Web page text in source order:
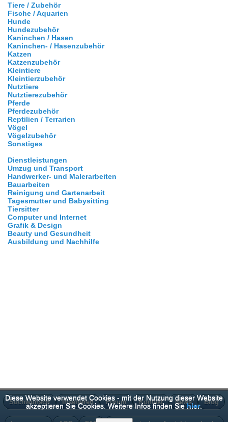
Tiere / Zubehör
Fische / Aquarien
Hunde
Hundezubehör
Kaninchen / Hasen
Kaninchen- / Hasenzubehör
Katzen
Katzenzubehör
Kleintiere
Kleintierzubehör
Nutztiere
Nutztierezubehör
Pferde
Pferdezubehör
Reptilien / Terrarien
Vögel
Vögelzubehör
Sonstiges
Dienstleistungen
Umzug und Transport
Handwerker- und Malerarbeiten
Bauarbeiten
Reinigung und Gartenarbeit
Tagesmutter und Babysitting
Tiersitter
Computer und Internet
Grafik & Design
Beauty und Gesundheit
Ausbildung und Nachhilfe
Suchwunsch Inserieren Forum Kontakt News Blog
Diese Website verwendet Cookies - mit der Nutzung dieser Website
akzeptieren Sie Cookies. Weitere Infos finden Siehier.